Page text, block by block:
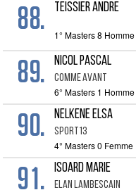
88. TEISSIER ANDRE
1° Masters 8 Homme
89. NICOL PASCAL
COMME AVANT
6° Masters 1 Homme
90. NELKENE ELSA
SPORT13
4° Masters 0 Femme
91. ISOARD MARIE
ELAN LAMBESCAIN